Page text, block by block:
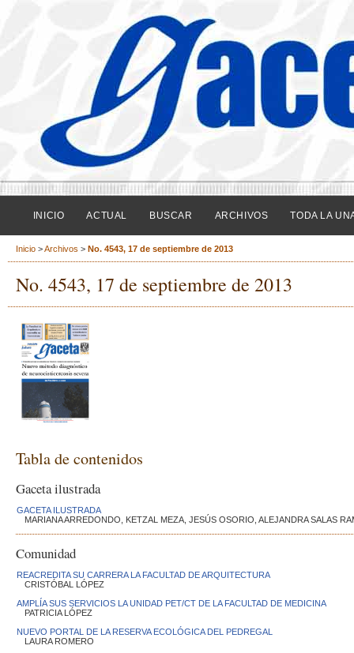
INICIO ACTUAL BUSCAR ARCHIVOS TODA LA
Inicio >Archivos > No. 4543, 17 de septiembre de 2013
No. 4543, 17 de septiembre de 2013
Tabla de contenidos
Gaceta ilustrada
GACETA ILUSTRADA
MARIANA ARREDONDO, KETZAL MEZA, JESÚS OSORIO, ALEJANDRA SALAS
Comunidad
REACREDITA SU CARRERA LA FACULTAD DE ARQUITECTURA
CRISTÓBAL LÓPEZ
AMPLÍA SUS SERVICIOS LA UNIDAD PET/CT DE LA FACULTAD DE MEDICINA
PATRICIA LÓPEZ
NUEVO PORTAL DE LA RESERVA ECOLÓGICA DEL PEDREGAL
LAURA ROMERO